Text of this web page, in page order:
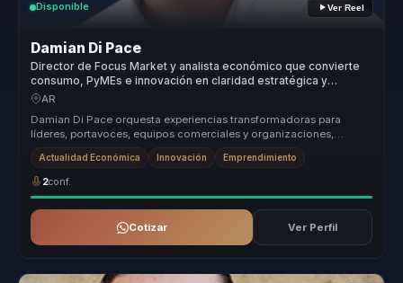
Disponible Ver Reel
Damian Di Pace
Director de Focus Market y analista económico que convierte
consumo, PyMEs e innovación en claridad estratégica y
mejores decisiones comerciales para líderes.
AR
Damian Di Pace orquesta experiencias transformadoras para
líderes, portavoces, equipos comerciales y organizaciones,
permitiéndoles dejar...
Actualidad Económica Innovación Emprendimiento
2conf.
Cotizar Ver Perfil